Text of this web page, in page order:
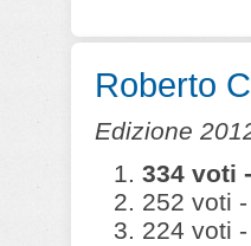
Roberto
Edizione
334 voti
252 voti
224 voti